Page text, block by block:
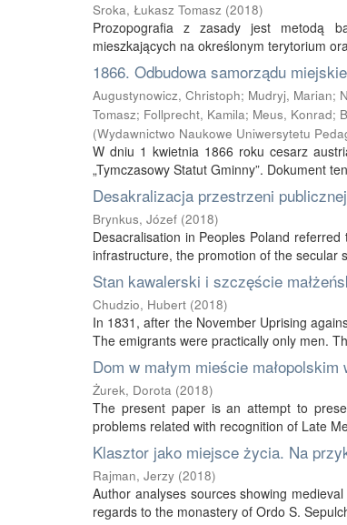
Sroka, Łukasz Tomasz (2018)
Prozopografia z zasady jest metodą
mieszkających na określonym terytorium
1866. Odbudowa samorządu
Augustynowicz, Christoph; Mudryj, Marian;
Tomasz; Follprecht, Kamila; Meus, Konrad;
(Wydawnictwo Naukowe Uniwersytetu
W dniu 1 kwietnia 1866 roku cesarz
„Tymczasowy Statut Gminny”. Dokument
Desakralizacja przestrzeni
Brynkus, Józef (2018)
Desacralisation in Peoples Poland
infrastructure, the promotion of the secular
Stan kawalerski i szczęście
Chudzio, Hubert (2018)
In 1831, after the November Uprising
The emigrants were practically only men.
Dom w małym mieście
Żurek, Dorota (2018)
The present paper is an attempt to
problems related with recognition of Late
Klasztor jako miejsce życia. Na
Rajman, Jerzy (2018)
Author analyses sources showing
regards to the monastery of Ordo S.